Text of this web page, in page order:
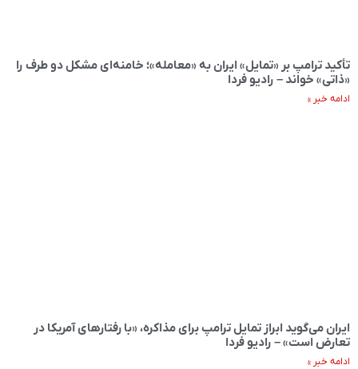
تأکید ترامپ بر «تمایل» ایران به «معامله»؛ خامنه‌ای مشکل دو طرف را
«ذاتی» خواند – رادیو فردا
ادامه خبر »
ایران می‌گوید ابراز تمایل ترامپ برای مذاکره، «با رفتارهای آمریکا در
تعارض است» – رادیو فردا
ادامه خبر »